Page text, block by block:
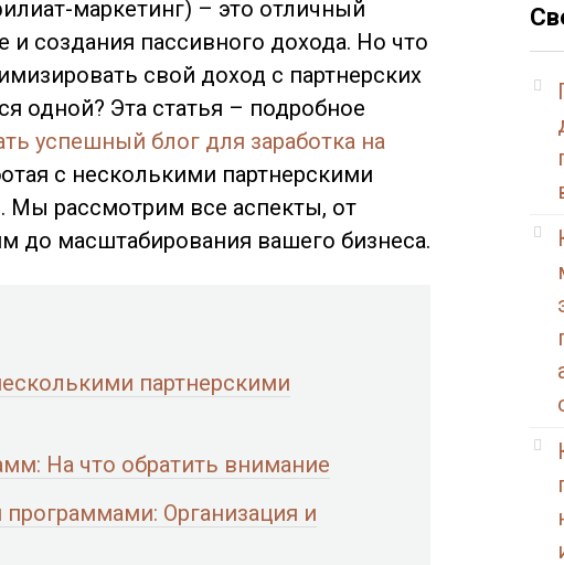
маркетинг) – это отличный
и создания пассивного дохода. Но что
свой доход с партнерских
одной? Эта статья – подробное
успешный блог для заработка на
с несколькими партнерскими
рассмотрим все аспекты, от
до масштабирования вашего бизнеса.
партнерскими
На что обратить внимание
Организация и